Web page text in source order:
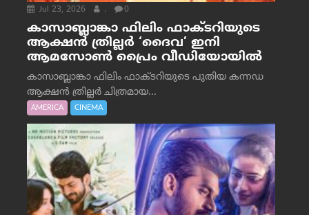
Jul 23, 2026 . 0
കാസാബ്ലാങ്കാ ഫിലിം ഫാക്ടറിയുടെ
ആക്ഷൻ ത്രില്ലർ ‘ദൈവ’ ഇനി
ആമസോൺ പ്രൈം വീഡിയോയിൽ
കാസാബ്ലാങ്കാ ഫിലിം ഫാക്ടറിയുടെ പുതിയ കന്നഡ
ആക്ഷൻ ത്രില്ലർ ചിത്രമായ...
AMERICA CINEMA